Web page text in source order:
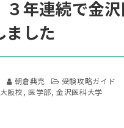
３年連続で金
ました
朝倉典充
受験攻略ガイド
大阪校 医学部 金沢医科大学